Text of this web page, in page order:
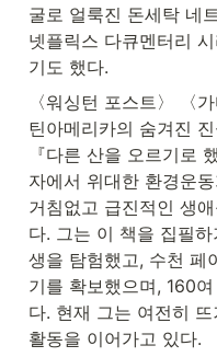
굴로 얼룩진 돈세탁 네
넷플릭스 다큐멘터리
기도 했다.
〈워싱턴 포스트〉 〈
틴아메리카의 숨겨진
『다른 산을 오르기로
자에서 위대한 환경운
거침없고 급진적인 생
다. 그는 이 책을 집필
생을 탐험했고, 수천 페
기를 확보했으며, 160
다. 현재 그는 여전히
활동을 이어가고 있다.